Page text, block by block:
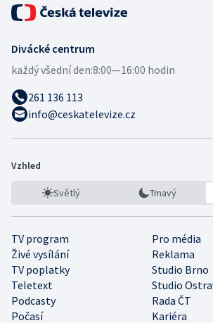
Divácké centrum
každý všední den:8:00—16:00 hodin
261 136 113
info@ceskatelevize.cz
Vzhled
Světlý Tmavý
TV program
Pro média
Živé vysílání
Reklama
TV poplatky
Studio Brno
Teletext
Studio
Podcasty
Rada ČT
Počasí
Kariéra